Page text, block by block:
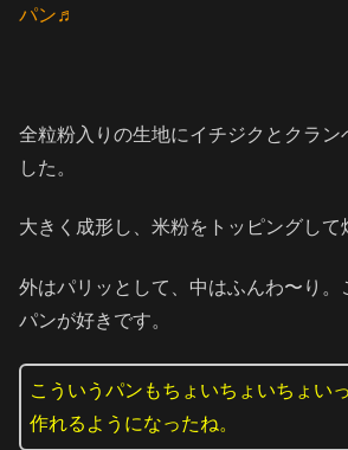
パン♬
全粒粉入りの生地にイチジクとクラン
した。
大きく成形し、米粉をトッピングして
外はパリッとして、中はふんわ〜り。
パンが好きです。
こういうパンもちょいちょいちょい
作れるようになったね。